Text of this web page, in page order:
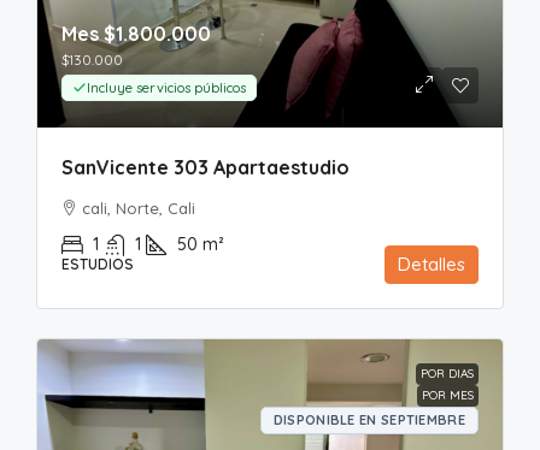
Mes $1.800.000
$130.000
Incluye servicios públicos
SanVicente 303 Apartaestudio
cali, Norte, Cali
1 1 50 m²
ESTUDIOS Detalles
POR DIAS
POR MES
DISPONIBLE EN SEPTIEMBRE